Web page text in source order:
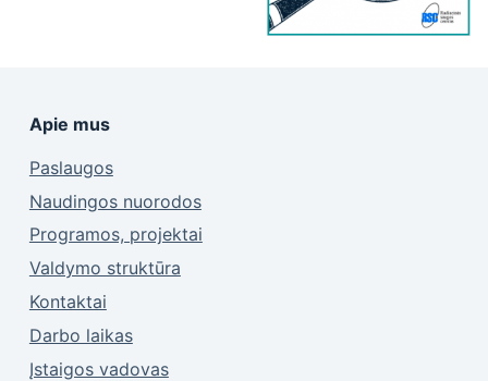
Apie mus
Paslaugos
Naudingos nuorodos
Programos, projektai
Valdymo struktūra
Kontaktai
Darbo laikas
Įstaigos vadovas